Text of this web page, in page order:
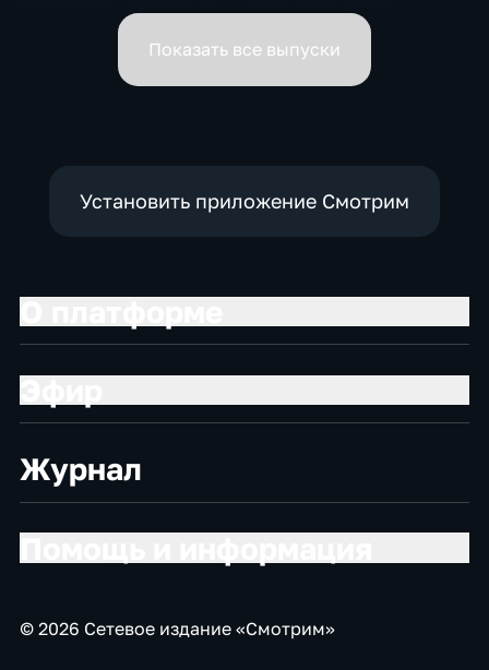
вице-премьеров
Показать все выпуски
Установить приложение Смотрим
Журнал
© 2026 Сетевое издание «Смотрим»